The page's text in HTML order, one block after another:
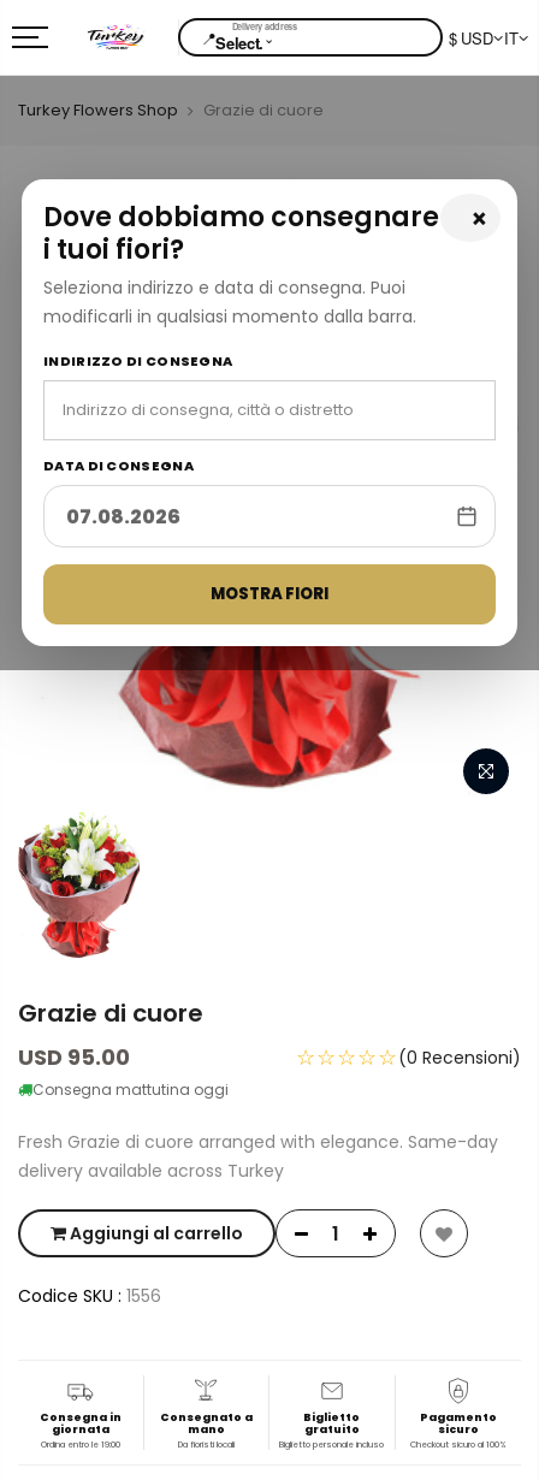
📍Select.⌄ $ USD IT
×
Dove dobbiamo consegnare
i tuoi fiori?
Seleziona indirizzo e data di consegna. Puoi
modificarli in qualsiasi momento dalla barra.
INDIRIZZO DI CONSEGNA
DATA DI CONSEGNA
MOSTRA FIORI
Turkey Flowers Shop Grazie di cuore
Grazie di cuore
USD 95.00
Consegna mattutina oggi
☆☆☆☆☆(0 Recensioni)
Fresh Grazie di cuore arranged with elegance. Same-day
delivery available across Turkey
Aggiungi al carrello
Codice SKU : 1556
Consegna in
giornata
Ordina entro le 19:00
Consegnato a
mano
Da fioristi locali
Biglietto
gratuito
Biglietto personale incluso
Pagamento
sicuro
Checkout sicuro al 100%